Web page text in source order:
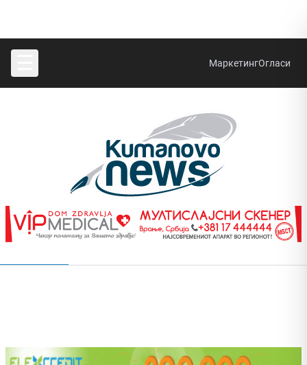
МаркетингОгласи